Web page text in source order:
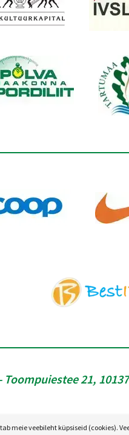
Toompuiestee 21,
meie veebileht küpsiseid (cookies).